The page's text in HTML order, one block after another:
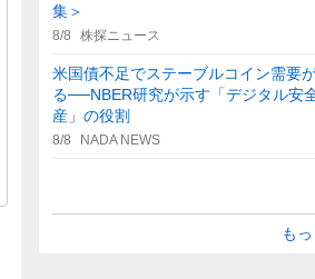
集＞
8/8 株探ニュース
米国債不足でステーブルコイン需要
る──NBER研究が示す「デジタル安
産」の役割
8/8 NADA NEWS
も